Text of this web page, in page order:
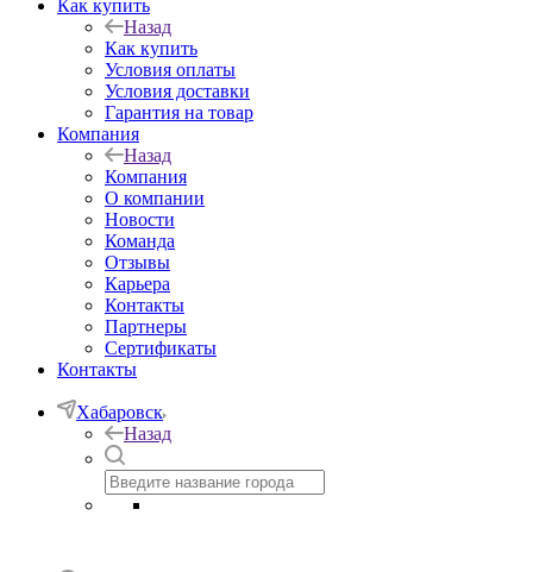
Как купить
Назад
Как купить
Условия оплаты
Условия доставки
Гарантия на товар
Компания
Назад
Компания
О компании
Новости
Команда
Отзывы
Карьера
Контакты
Партнеры
Сертификаты
Контакты
Хабаровск
Назад